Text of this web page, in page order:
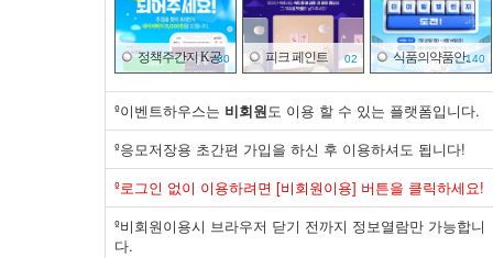
정책주간지 K공..80 피크 페인트 02 식품의약품안..140
면사랑 20 한국산업은행 20 국가기술표준..30
º이벤트하우스는 비회원도 이용 할 수 있는 플랫폼입니다.
º응모저장용 초간편 가입을 하신 후 이용하셔도 됩니다!
º로그인 없이 이용하려면 [비회원이용] 버튼을 클릭하세요!
º비회원이용시 브라우저 닫기 전까지 정보열람만 가능합니
다.